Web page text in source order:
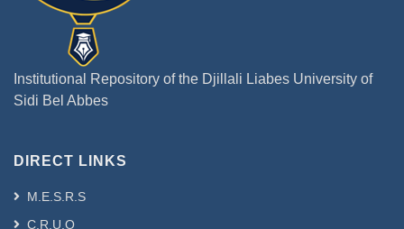
Institutional Repository of the Djillali Liabes University of
Sidi Bel Abbes
DIRECT LINKS
M.E.S.R.S
C.R.U.O